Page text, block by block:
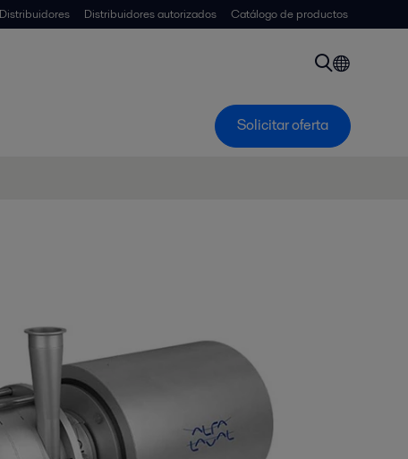
Distribuidores autorizados Catálogo de productos
Solicitar oferta